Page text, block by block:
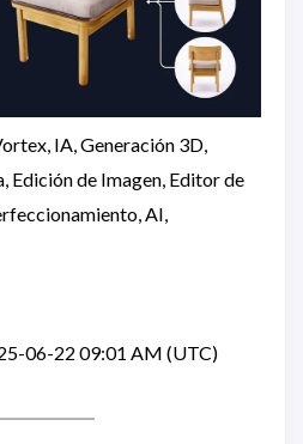
IA, Generación 3D,
de Imagen, Editor de
AI,
06-22 09:01 AM (UTC)